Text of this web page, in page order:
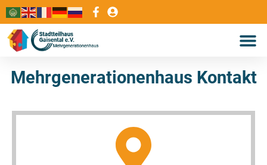
Mehrgenerationenhaus Kontakt